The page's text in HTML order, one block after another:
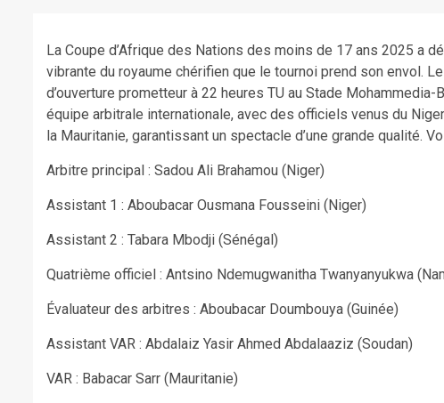
La Coupe d’Afrique des Nations des moins de 17 ans 2025 a
vibrante du royaume chérifien que le tournoi prend son envol.
d’ouverture prometteur à 22 heures TU au Stade
équipe arbitrale internationale, avec des officiels venus du
la Mauritanie, garantissant un spectacle d’une grande qualité.
Arbitre principal : Sadou Ali Brahamou (Niger)
Assistant 1 : Aboubacar Ousmana Fousseini (Niger)
Assistant 2 : Tabara Mbodji (Sénégal)
Quatrième officiel : Antsino Ndemugwanitha Twanyanyukwa
Évaluateur des arbitres : Aboubacar Doumbouya (Guinée)
Assistant VAR : Abdalaiz Yasir Ahmed Abdalaaziz (Soudan)
VAR : Babacar Sarr (Mauritanie)